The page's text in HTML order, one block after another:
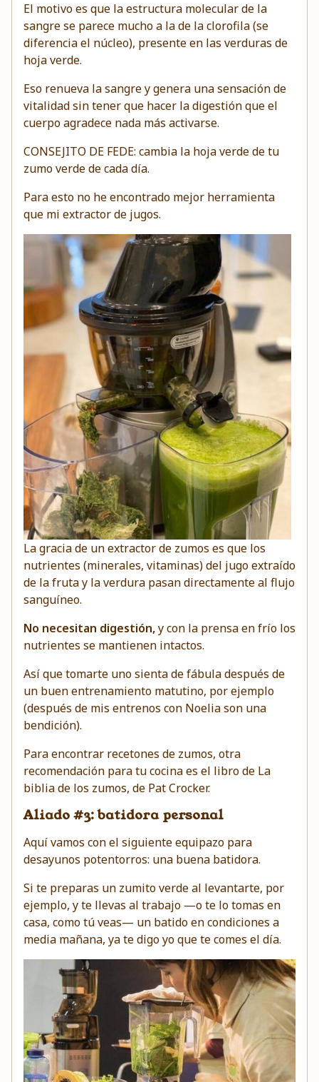
El motivo es que la estructura molecular de la
sangre se parece mucho a la de la clorofila (se
diferencia el núcleo), presente en las verduras de
hoja verde.
Eso renueva la sangre y genera una sensación de
vitalidad sin tener que hacer la digestión que el
cuerpo agradece nada más activarse.
CONSEJITO DE FEDE: cambia la hoja verde de tu
zumo verde de cada día.
Para esto no he encontrado mejor herramienta
que mi extractor de jugos.
La gracia de un extractor de zumos es que los
nutrientes (minerales, vitaminas) del jugo extraído
de la fruta y la verdura pasan directamente al flujo
sanguíneo.
No necesitan digestión,y con la prensa en frío los
nutrientes se mantienen intactos.
Así que tomarte uno sienta de fábula después de
un buen entrenamiento matutino, por ejemplo
(después de mis entrenos con Noelia son una
bendición).
Para encontrar recetones de zumos, otra
recomendación para tu cocina es el libro de La
biblia de los zumos, de Pat Crocker.
Aliado #3: batidora personal
Aquí vamos con el siguiente equipazo para
desayunos potentorros: una buena batidora.
Si te preparas un zumito verde al levantarte, por
ejemplo, y te llevas al trabajo —o te lo tomas en
casa, como tú veas— un batido en condiciones a
media mañana, ya te digo yo que te comes el día.